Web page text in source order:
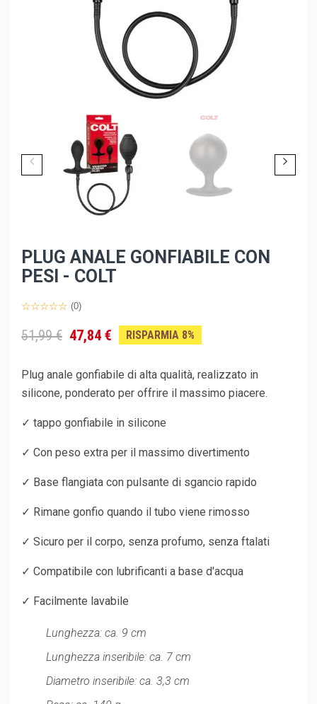
PLUG ANALE GONFIABILE CON
PESI - COLT
(0)
51,99 € 47,84 € RISPARMIA 8%
Plug anale gonfiabile di alta qualità, realizzato in
silicone, ponderato per offrire il massimo piacere.
✓ tappo gonfiabile in silicone
✓ Con peso extra per il massimo divertimento
✓ Base flangiata con pulsante di sgancio rapido
✓ Rimane gonfio quando il tubo viene rimosso
✓ Sicuro per il corpo, senza profumo, senza ftalati
✓ Compatibile con lubrificanti a base d'acqua
✓ Facilmente lavabile
Lunghezza: ca. 9 cm
Lunghezza inseribile: ca. 7 cm
Diametro inseribile: ca. 3,3 cm